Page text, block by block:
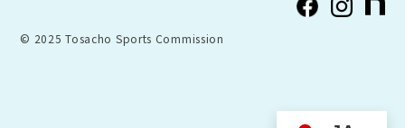
© 2025 Tosacho Sports Commission